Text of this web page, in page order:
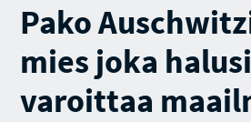
Pako
mies joka halusi
varoittaa